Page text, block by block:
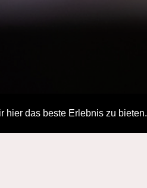
hier das beste Erlebnis zu bieten.